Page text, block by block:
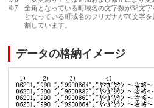
※7
全角となっている町域名の文字数が38文
となっている町域名のフリガナが76文字
割しています。
データの格納イメージ